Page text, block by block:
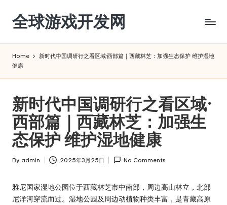
Skip
content
全球游戏开发网
Home
新时代中国调研行之看区域·西部篇｜西藏林芝：加强生态保护 维护湿地
健康
新时代中国调研行之看区域·
西部篇｜西藏林芝：加强生
态保护 维护湿地健康
Posted
By admin 2025年3月25日 No Comments
雅尼国家湿地公园位于西藏林芝市中南部，周边高山林立，北部
尼洋河穿流而过。湿地公园及周边动植物种类丰富，是青藏高原